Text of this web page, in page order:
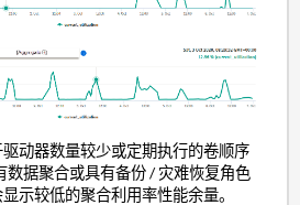
动器数量较少或定期执行的卷顺序
数据聚合或具有备份 / 灾难恢复角色
示较低的聚合利用率性能余量。